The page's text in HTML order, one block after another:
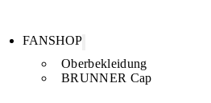
FANSHOP
Oberbekleidung
BRUNNER Cap